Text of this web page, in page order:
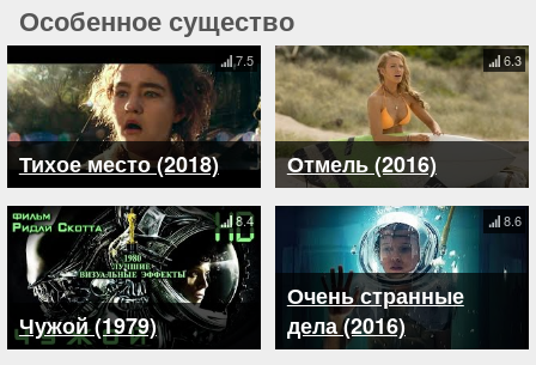
Особенное существо
Тихое место (2018)
7.5
Отмель (2016)
6.3
Чужой (1979)
8.4
Очень странные
дела (2016)
8.6